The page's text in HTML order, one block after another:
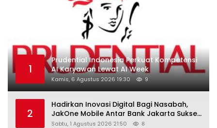
1
Prudential Indonesia Perkuat Kompetensi
AI Karyawan Lewat AI Week
Kamis, 6 Agustus 2026 19:30 9
2
Hadirkan Inovasi Digital Bagi Nasabah,
JakOne Mobile Antar Bank Jakarta Sukses
Raih Digital Excellence Awards 2026
Sabtu, 1 Agustus 2026 21:50 8